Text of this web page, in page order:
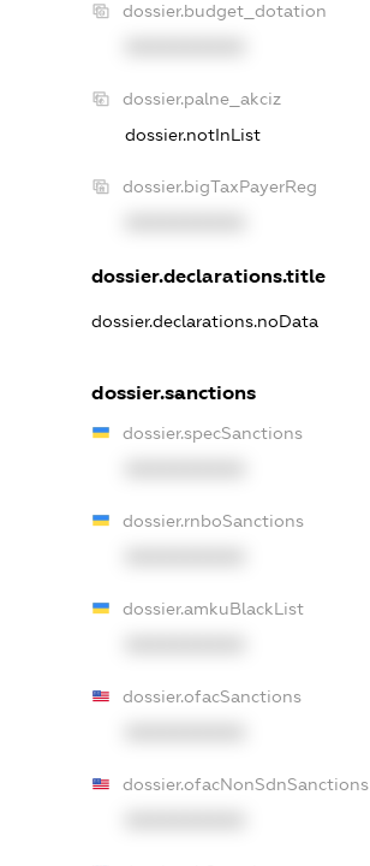
dossier.budget_dotation
dossier.palne_akciz
dossier.notInList
dossier.bigTaxPayerReg
dossier.declarations.title
dossier.declarations.noData
dossier.sanctions
dossier.specSanctions
dossier.rnboSanctions
dossier.amkuBlackList
dossier.ofacSanctions
dossier.ofacNonSdnSanctions